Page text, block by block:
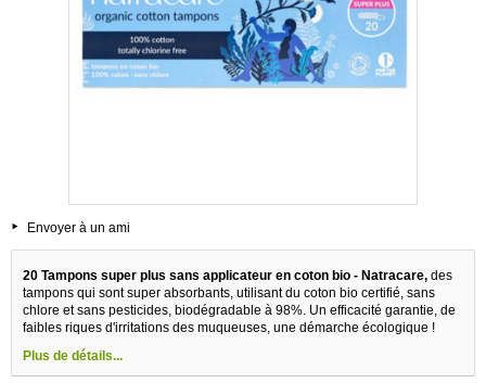
Envoyer à un ami
20 Tampons super plus sans applicateur en coton bio - Natracare, des
tampons qui sont super absorbants, utilisant du coton bio certifié, sans
chlore et sans pesticides, biodégradable à 98%. Un efficacité garantie, de
faibles riques d'irritations des muqueuses, une démarche écologique !
Plus de détails...